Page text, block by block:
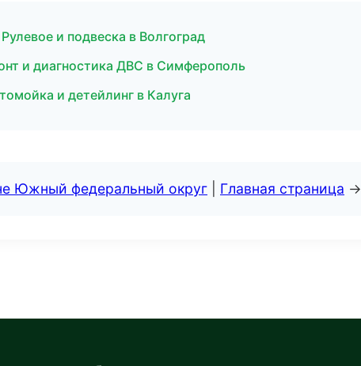
и подвеска в Волгоград
и диагностика ДВС в Симферополь
и детейлинг в Калуга
Южный федеральный округ Главная страница →